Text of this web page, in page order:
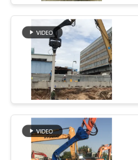
SITEMAP
PRIVACY
POLICY